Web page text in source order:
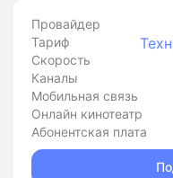
Провайдер
Тариф
Скорость
Каналы
Мобильная связь
Онлайн кинотеатр
Абонентская плата